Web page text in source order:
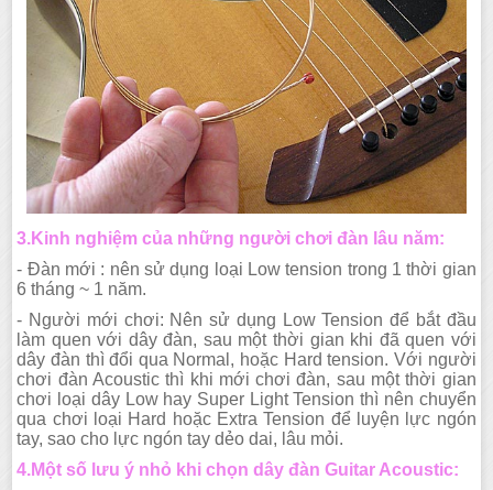
3.Kinh nghiệm của những người chơi đàn lâu năm:
- Đàn mới : nên sử dụng loại Low tension trong 1 thời gian
6 tháng ~ 1 năm.
- Người mới chơi: Nên sử dụng Low Tension để bắt đầu
làm quen với dây đàn, sau một thời gian khi đã quen với
dây đàn thì đổi qua Normal, hoặc Hard tension. Với người
chơi đàn Acoustic thì khi mới chơi đàn, sau một thời gian
chơi loại dây Low hay Super Light Tension thì nên chuyển
qua chơi loại Hard hoặc Extra Tension để luyện lực ngón
tay, sao cho lực ngón tay dẻo dai, lâu mỏi.
4.Một số lưu ý nhỏ khi chọn dây đàn Guitar Acoustic: